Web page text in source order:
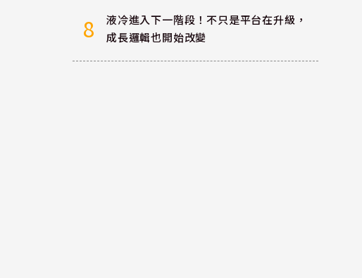
8
液冷進入下一階段！不只是平台在升級，
成長邏輯也開始改變